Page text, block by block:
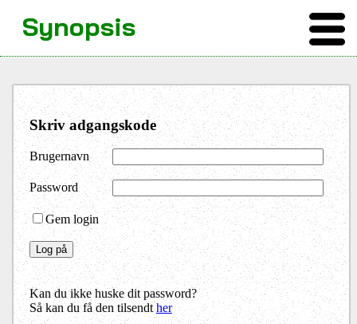
Skriv adgangskode
Brugernavn
Password
Gem login
Kan du ikke huske dit password?
Så kan du få den tilsendther
Synopsis